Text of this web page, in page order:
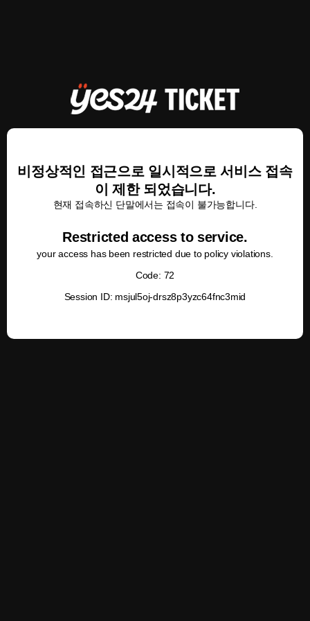
비정상적인 접근으로 일시적으로 서비스 접속
이 제한 되었습니다.
현재 접속하신 단말에서는 접속이 불가능합니다.
Restricted access to service.
your access has been restricted due to policy violations.
Code: 72
Session ID: msjul5oj-drsz8p3yzc64fnc3mid